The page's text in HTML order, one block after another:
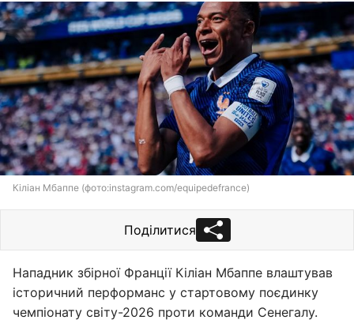
Кіліан Мбаппе (фото:instagram.com/equipedefrance)
Поділитися
Нападник збірної Франції Кіліан Мбаппе влаштував
історичний перформанс у стартовому поєдинку
чемпіонату світу-2026 проти команди Сенегалу.